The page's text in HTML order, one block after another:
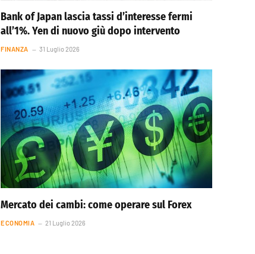
Bank of Japan lascia tassi d’interesse fermi
all’1%. Yen di nuovo giù dopo intervento
FINANZA 31 Luglio 2026
Mercato dei cambi: come operare sul Forex
ECONOMIA 21 Luglio 2026